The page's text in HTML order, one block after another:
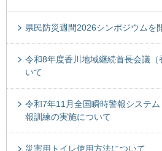
県民防災週間2026シンポジウムを
令和8年度香川地域継続首長会議
いて
令和7年11月全国瞬時警報システ
報訓練の実施について
災害用トイレ使用方法について